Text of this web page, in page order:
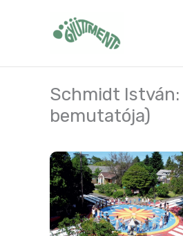
Schmidt István:
bemutatója)